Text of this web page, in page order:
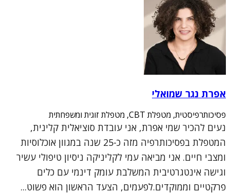
אפרת נגר שמואלי
פסיכותרפיסטית, מטפלת CBT, מטפלת זוגית ומשפחתית
נעים להכיר שמי אפרת, אני עובדת סוציאלית קלינית,
המטפלת בפסיכותרפיה מזה כ-25 שנה במגוון אוכלוסיות
ומצבי חיים. אני מביאה עמי לקליניקה ניסיון טיפולי עשיר
וגישה אינטגרטיבית המשלבת עומק דינמי עם כלים
פרקטיים וממוקדים.לפעמים, הצעד הראשון הוא פשוט...